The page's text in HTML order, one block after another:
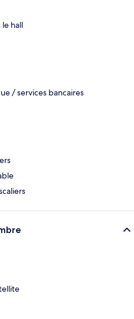
hall
/ services bancaires